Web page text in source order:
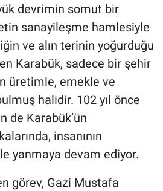
devrimin somut bir
sanayileşme hamlesiyle
ve alın terinin yoğurduğu
Karabük, sadece bir şehir
üretimle, emekle ve
halidir. 102 yıl önce
de Karabük’ün
insanının
yanmaya devam ediyor.
görev, Gazi Mustafa